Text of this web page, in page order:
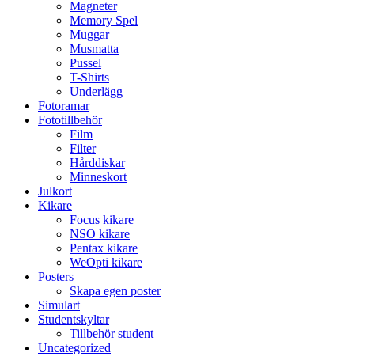
Magneter
Memory Spel
Muggar
Musmatta
Pussel
T-Shirts
Underlägg
Fotoramar
Fototillbehör
Film
Filter
Hårddiskar
Minneskort
Julkort
Kikare
Focus kikare
NSO kikare
Pentax kikare
WeOpti kikare
Posters
Skapa egen poster
Simulart
Studentskyltar
Tillbehör student
Uncategorized